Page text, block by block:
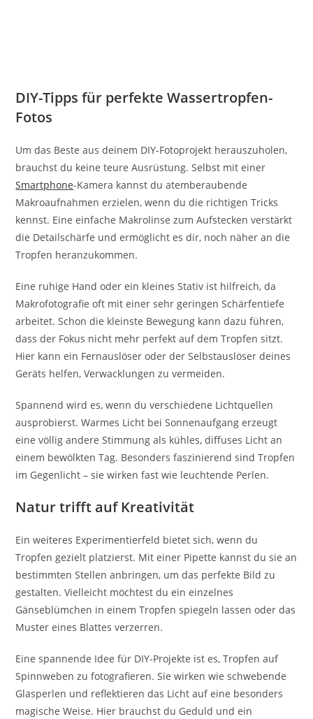
DIY-Tipps für perfekte Wassertropfen-
Fotos
Um das Beste aus deinem DIY-Fotoprojekt herauszuholen,
brauchst du keine teure Ausrüstung. Selbst mit einer
Smartphone-Kamera kannst du atemberaubende
Makroaufnahmen erzielen, wenn du die richtigen Tricks
kennst. Eine einfache Makrolinse zum Aufstecken verstärkt
die Detailschärfe und ermöglicht es dir, noch näher an die
Tropfen heranzukommen.
Eine ruhige Hand oder ein kleines Stativ ist hilfreich, da
Makrofotografie oft mit einer sehr geringen Schärfentiefe
arbeitet. Schon die kleinste Bewegung kann dazu führen,
dass der Fokus nicht mehr perfekt auf dem Tropfen sitzt.
Hier kann ein Fernauslöser oder der Selbstauslöser deines
Geräts helfen, Verwacklungen zu vermeiden.
Spannend wird es, wenn du verschiedene Lichtquellen
ausprobierst. Warmes Licht bei Sonnenaufgang erzeugt
eine völlig andere Stimmung als kühles, diffuses Licht an
einem bewölkten Tag. Besonders faszinierend sind Tropfen
im Gegenlicht – sie wirken fast wie leuchtende Perlen.
Natur trifft auf Kreativität
Ein weiteres Experimentierfeld bietet sich, wenn du
Tropfen gezielt platzierst. Mit einer Pipette kannst du sie an
bestimmten Stellen anbringen, um das perfekte Bild zu
gestalten. Vielleicht möchtest du ein einzelnes
Gänseblümchen in einem Tropfen spiegeln lassen oder das
Muster eines Blattes verzerren.
Eine spannende Idee für DIY-Projekte ist es, Tropfen auf
Spinnweben zu fotografieren. Sie wirken wie schwebende
Glasperlen und reflektieren das Licht auf eine besonders
magische Weise. Hier brauchst du Geduld und ein